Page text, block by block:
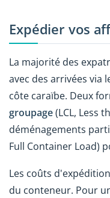
Expédier vos
La majorité des
avec des arrivées via
côte caraïbe. Deux
groupage(LCL, Less
déménagements
Full Container Load)
Les coûts
du conteneur. Pour